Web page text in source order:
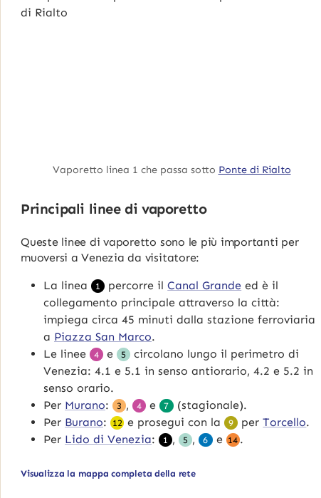
Vaporetto linea 1 che passa sotto Ponte di Rialto
Principali linee di vaporetto
Queste linee di vaporetto sono le più importanti per
muoversi a Venezia da visitatore:
La linea 1 percorre ilCanal Grande ed è il
collegamento principale attraverso la città:
impiega circa 45 minuti dalla stazione ferroviaria
a Piazza San Marco.
Le linee
4 e 5
circolano lungo il perimetro di
Venezia: 4.1 e 5.1 in senso antiorario, 4.2 e 5.2 in
senso orario.
Per Murano: 3 , 4 e 7 (stagionale).
Per Burano: 12 e prosegui con la 9 perTorcello.
Per Lido di Venezia: 1 , 5 , 6 e 14.
Visualizza la mappa completa della rete